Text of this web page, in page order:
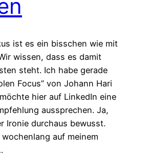
ist es ein bisschen wie mit
wissen, dass es damit
steht. Ich habe gerade
Focus” von Johann Hari
hier auf LinkedIn eine
aussprechen. Ja,
Ironie durchaus bewusst.
auf meinem